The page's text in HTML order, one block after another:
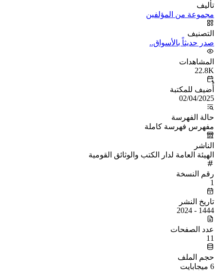
تأليف
مجموعة من المؤلفين
التصنيف
صدر حديثاً بالأسواق..
المشاهدات
22.8K
أُضيف للمكتبة
02/04/2025
حالة الفهرسة
مفهرس فهرسة كاملة
الناشر
الهيئة العامة لدار الكتب والوثائق القومية
رقم النسخة
1
تاريخ النشر
1444 - 2024
عدد الصفحات
11
حجم الملف
6 ميجابايت